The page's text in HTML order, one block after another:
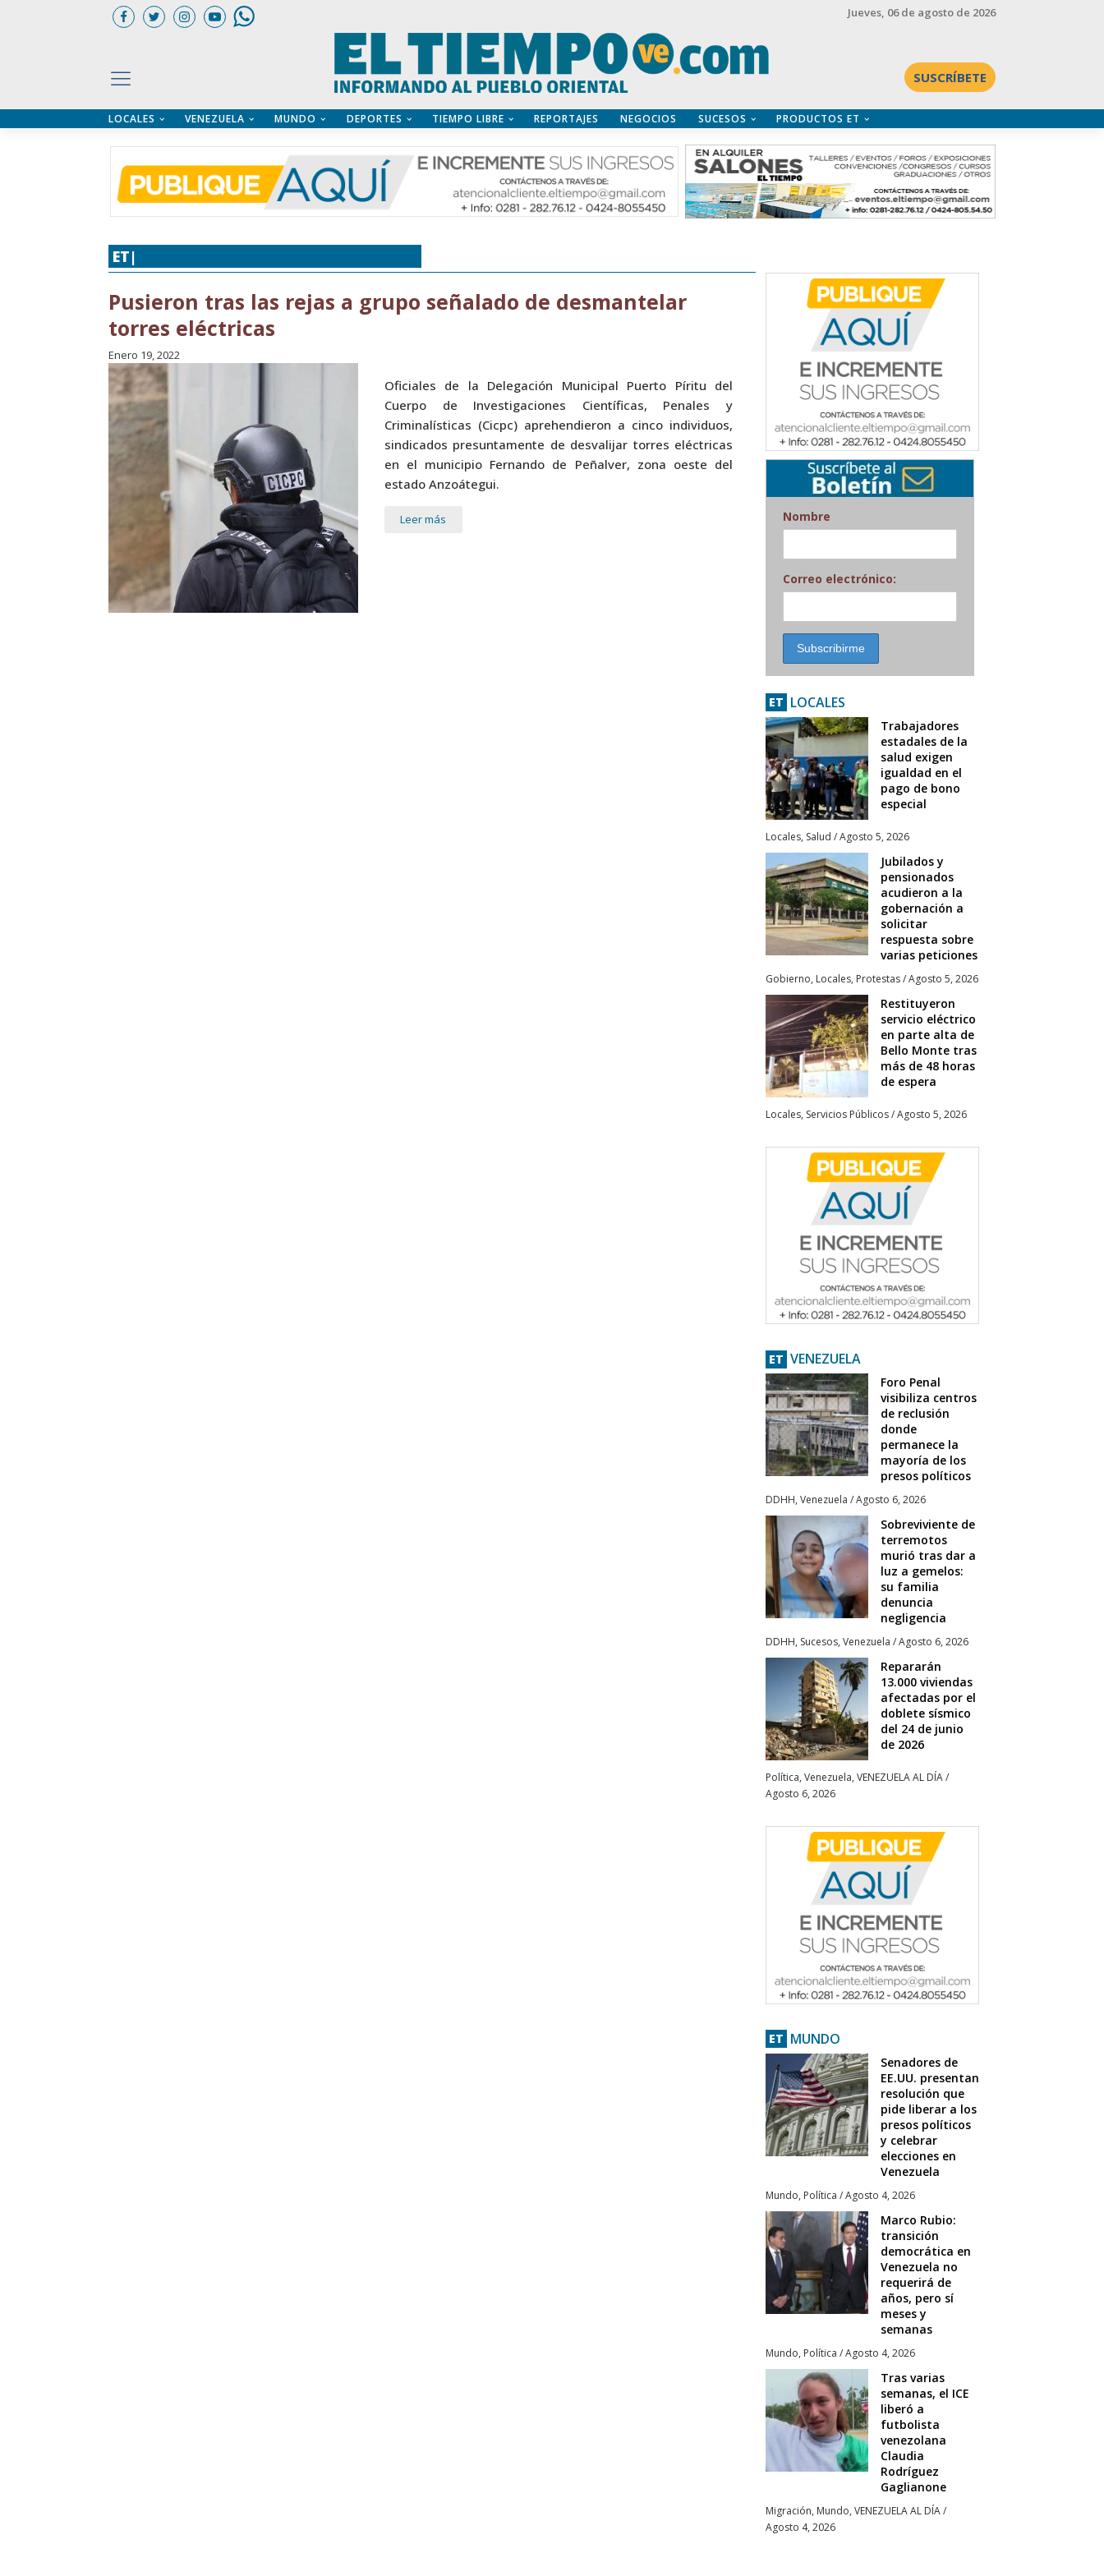
Jueves, 06 de agosto de 2026
SUSCRÍBETE
LOCALES VENEZUELA MUNDO DEPORTES TIEMPO LIBRE REPORTAJES NEGOCIOS SUCESOS PRODUCTOS ET
ET|
Pusieron tras las rejas a grupo señalado de desmantelar
torres eléctricas
Enero 19, 2022
Oficiales de la Delegación Municipal Puerto Píritu del
Cuerpo de Investigaciones Científicas, Penales y
Criminalísticas (Cicpc) aprehendieron a cinco individuos,
sindicados presuntamente de desvalijar torres eléctricas
en el municipio Fernando de Peñalver, zona oeste del
estado Anzoátegui.
Leer más Nombre
Correo electrónico:
ET LOCALES
Trabajadores
estadales de la
salud exigen
igualdad en el
pago de bono
especial
Locales, Salud /Agosto 5, 2026
Jubilados y
pensionados
acudieron a la
gobernación a
solicitar
respuesta sobre
varias peticiones
Gobierno, Locales, Protestas/Agosto 5, 2026
Restituyeron
servicio eléctrico
en parte alta de
Bello Monte tras
más de 48 horas
de espera
Locales, Servicios Públicos/Agosto 5, 2026
ET VENEZUELA
Foro Penal
visibiliza centros
de reclusión
donde
permanece la
mayoría de los
presos políticos
DDHH, Venezuela /Agosto 6, 2026
Sobreviviente de
terremotos
murió tras dar a
luz a gemelos:
su familia
denuncia
negligencia
DDHH, Sucesos, Venezuela /Agosto 6, 2026
Repararán
13.000 viviendas
afectadas por el
doblete sísmico
del 24 de junio
de 2026
Política, Venezuela, VENEZUELA AL DÍA/
Agosto 6, 2026
ET MUNDO
Senadores de
EE.UU. presentan
resolución que
pide liberar a los
presos políticos
y celebrar
elecciones en
Venezuela
Mundo, Política /Agosto 4, 2026
Marco Rubio:
transición
democrática en
Venezuela no
requerirá de
años, pero sí
meses y
semanas
Mundo, Política /Agosto 4, 2026
Tras varias
semanas, el ICE
liberó a
futbolista
venezolana
Claudia
Rodríguez
Gaglianone
Migración, Mundo, VENEZUELA AL DÍA/
Agosto 4, 2026